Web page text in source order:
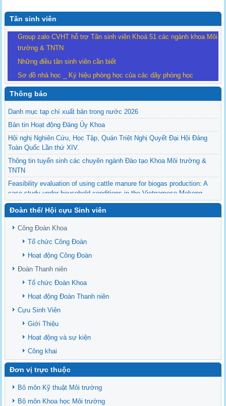
Tân sinh viên
Group zalo CVHT hỗ trợ Tân sinh viên Khoá 51 các ngành khoa Môi
trường & TNTN
Những điều tân sinh viên cần biết
Sơ đồ nhà học _ Ký hiệu phòng học của các dãy phòng học
Thông báo
Danh mục tạp chí xuất bản trong nước 2026
Bản tin Hoạt động Đảng Ủy Khoa
Hội nghị Nghiên Cứu, Học Tập, Quán Triệt Nghị Quyết Đại Hội Đảng
Toàn Quốc Lần thứ XIV.
Thông tin tuyển sinh các chuyên ngành Đào tạo Khoa Môi trường &
TNTN
Feasibility evaluation of using cattle manure for biogas production: A
case study under household conditions in the Vietnamese Mekong
Delta
Sediment properties in flood-based farming systems in the Vietnamese
upstream Mekong Delta
Danh mục tạp chí xuất bản Quốc Tế 2026
Danh Mục các Đề Tài NCKH cấp Tỉnh năm 2024
Văn bản - Quy định
Ban chấp hành Đảng bộ khoa
Đoàn thể/ Hội cựu Sinh viên
Công Đoàn Khoa
Tổ chức Công Đoàn
Hoạt động Công Đoàn
Đoàn Thanh niên
Tổ chức Đoàn Khoa
Hoạt động Đoàn Thanh niên
Cựu Sinh Viên
Giới Thiệu
Hoạt động và sự kiện
Công khai
Đơn vị trực thuộc
Bô môn Kỹ thuật Môi trường
Bộ môn Khoa học Môi trường